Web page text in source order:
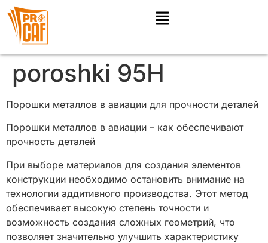
poroshki 95H
Порошки металлов в авиации для прочности деталей
Порошки металлов в авиации – как обеспечивают
прочность деталей
При выборе материалов для создания элементов
конструкции необходимо остановить внимание на
технологии аддитивного производства. Этот метод
обеспечивает высокую степень точности и
возможность создания сложных геометрий, что
позволяет значительно улучшить характеристику